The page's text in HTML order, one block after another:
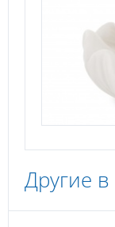
Другие в